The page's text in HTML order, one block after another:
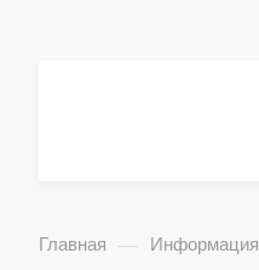
Главная — Информация